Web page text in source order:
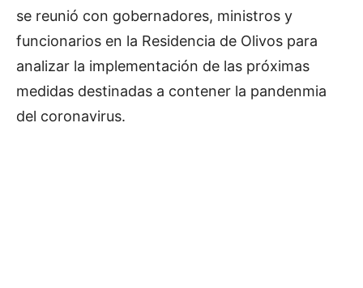
se reunió con gobernadores, ministros y
funcionarios en la Residencia de Olivos para
analizar la implementación de las próximas
medidas destinadas a contener la pandenmia
del coronavirus.